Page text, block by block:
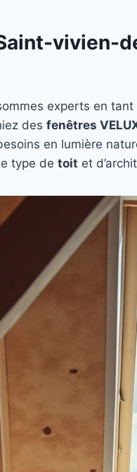
vivien-
experts en tant
des fenêtres
en lumière
type de toit et